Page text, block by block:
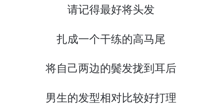
请记得最好将头发
扎成一个干练的高马尾
将自己两边的鬓发拢到耳后
男生的发型相对比较好打理